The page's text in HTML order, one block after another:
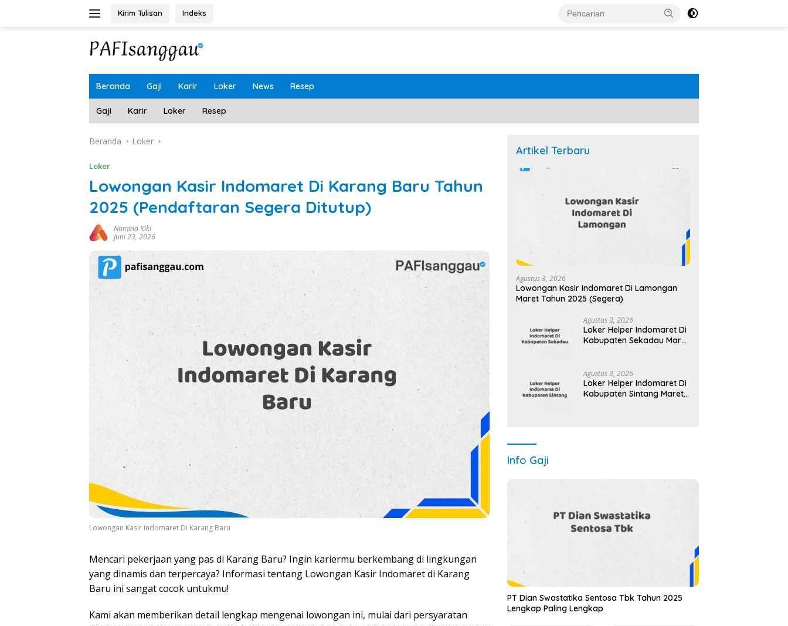
Kirim Tulisan Indeks
Beranda Gaji Karir Loker News Resep
Gaji Karir Loker Resep
Beranda Loker
Loker
Lowongan Kasir Indomaret Di Karang Baru Tahun
2025 (Pendaftaran Segera Ditutup)
Namina Kiki
Juni 23, 2026
Lowongan Kasir Indomaret Di Karang Baru
Mencari pekerjaan yang pas di Karang Baru? Ingin kariermu berkembang di lingkungan
yang dinamis dan terpercaya? Informasi tentang Lowongan Kasir Indomaret di Karang
Baru ini sangat cocok untukmu!
Kami akan memberikan detail lengkap mengenai lowongan ini, mulai dari persyaratan
Artikel Terbaru
Agustus 3, 2026
Lowongan Kasir Indomaret Di Lamongan
Maret Tahun 2025 (Segera)
Agustus 3, 2026
Loker Helper Indomaret Di
Kabupaten Sekadau Maret
Agustus 3, 2026
Loker Helper Indomaret Di
Kabupaten Sintang Maret
Info Gaji
PT Dian Swastatika Sentosa Tbk Tahun 2025
Lengkap Paling Lengkap